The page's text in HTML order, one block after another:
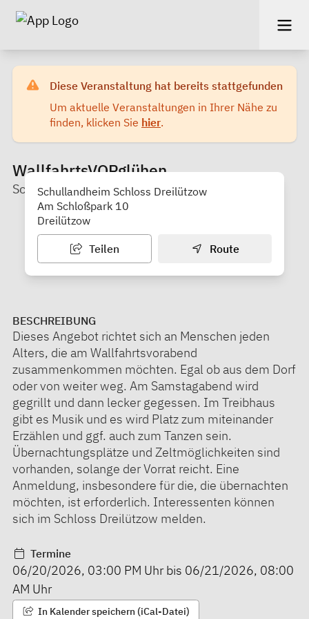
Diese Veranstaltung hat bereits stattgefunden
Um aktuelle Veranstaltungen in Ihrer Nähe zu
finden, klicken Sie hier.
WallfahrtsVORglühen
Schullandheim Schloß Dreilützow
Schullandheim Schloss Dreilützow
Am Schloßpark 10
Dreilützow
Teilen Route
BESCHREIBUNG
Dieses Angebot richtet sich an Menschen jeden
Alters, die am Wallfahrtsvorabend
zusammenkommen möchten. Egal ob aus dem Dorf
oder von weiter weg. Am Samstagabend wird
gegrillt und dann lecker gegessen. Im Treibhaus
gibt es Musik und es wird Platz zum miteinander
Erzählen und ggf. auch zum Tanzen sein.
Übernachtungsplätze und Zeltmöglichkeiten sind
vorhanden, solange der Vorrat reicht. Eine
Anmeldung, insbesondere für die, die übernachten
möchten, ist erforderlich. Interessenten können
sich im Schloss Dreilützow melden.
Termine
06/20/2026, 03:00 PM Uhr bis 06/21/2026, 08:00
AM Uhr
In Kalender speichern (iCal-Datei)